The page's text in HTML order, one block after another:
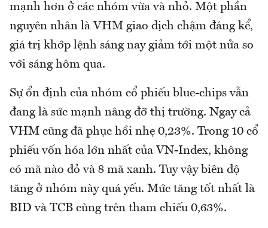
mạnh hơn ở các nhóm vừa và nhỏ. Một phần
nguyên nhân là VHM giao dịch chậm đáng kể,
giá trị khớp lệnh sáng nay giảm tới một nửa so
với sáng hôm qua.
Sự ổn định của nhóm cổ phiếu blue-chips vẫn
đang là sức mạnh nâng đỡ thị trường. Ngay cả
VHM cũng đã phục hồi nhẹ 0,23%. Trong 10 cổ
phiếu vốn hóa lớn nhất của VN-Index, không
có mã nào đỏ và 8 mã xanh. Tuy vậy biên độ
tăng ở nhóm này quá yếu. Mức tăng tốt nhất là
BID và TCB cùng trên tham chiếu 0,63%.